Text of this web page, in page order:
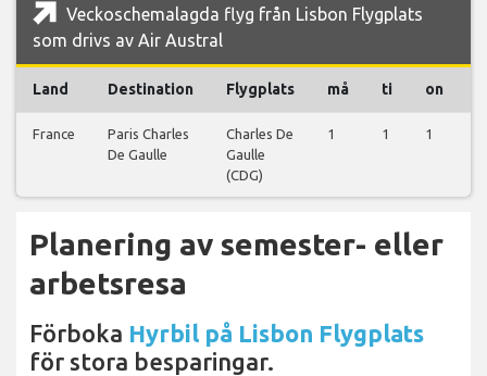
Veckoschemalagda flyg från Lisbon Flygplats
som drivs av Air Austral
Land Destination Flygplats må ti on
France
Paris Charles
De Gaulle
Charles De
Gaulle
(CDG)
1 1 1
Planering av semester- eller
arbetsresa
Förboka Hyrbil på Lisbon Flygplats
för stora besparingar.